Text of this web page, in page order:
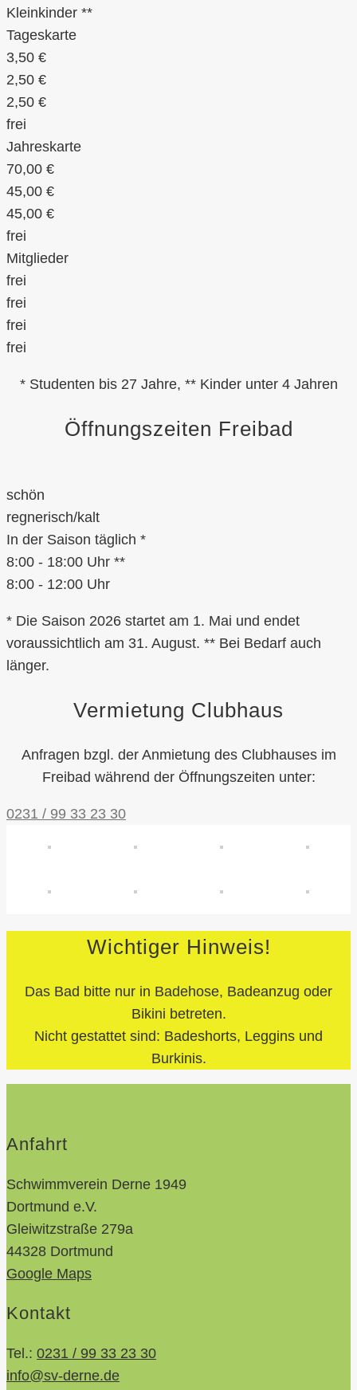
Kleinkinder **
Tageskarte
3,50 €
2,50 €
2,50 €
frei
Jahreskarte
70,00 €
45,00 €
45,00 €
frei
Mitglieder
frei
frei
frei
frei
* Studenten bis 27 Jahre, ** Kinder unter 4 Jahren
Öffnungszeiten Freibad
schön
regnerisch/kalt
In der Saison täglich *
8:00 - 18:00 Uhr **
8:00 - 12:00 Uhr
* Die Saison 2026 startet am 1. Mai und endet
voraussichtlich am 31. August. ** Bei Bedarf auch
länger.
Vermietung Clubhaus
Anfragen bzgl. der Anmietung des Clubhauses im
Freibad während der Öffnungszeiten unter:
0231 / 99 33 23 30
Wichtiger Hinweis!
Das Bad bitte nur in Badehose, Badeanzug oder
Bikini betreten.
Nicht gestattet sind: Badeshorts, Leggins und
Burkinis.
Anfahrt
Schwimmverein Derne 1949
Dortmund e.V.
Gleiwitzstraße 279a
44328 Dortmund
Google Maps
Kontakt
Tel.: 0231 / 99 33 23 30
info@sv-derne.de